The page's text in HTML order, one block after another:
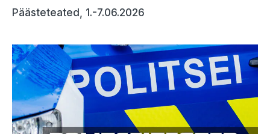
Päästeteated, 1.-7.06.2026